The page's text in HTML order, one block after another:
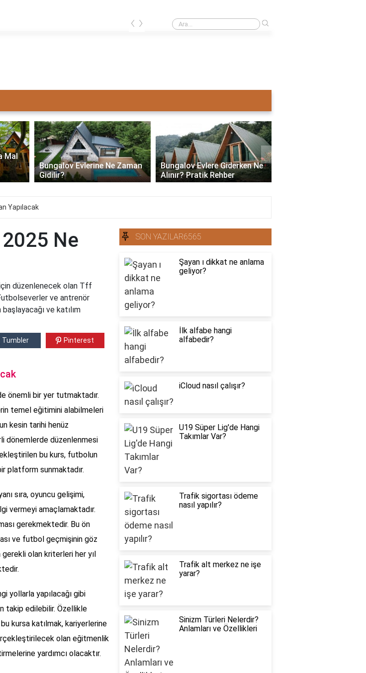
Ahşap ev mi pahalı beton ev mi?
‹ ›
Mal
Bungalov Evlerine Ne Zaman
Gidilir?
Bungalov Evlere Giderken Ne
Alınır? Pratik Rehber
›
Yapılacak
Ne
düzenlenecek olan Tff
ve antrenör
ve katılım
Tumbler Pinterest
önemli bir yer tutmaktadır.
temel eğitimini alabilmeleri
kesin tarihi henüz
dönemlerde düzenlenmesi
bu kurs, futbolun
platform sunmaktadır.
sıra, oyuncu gelişimi,
vermeyi amaçlamaktadır.
gerekmektedir. Bu ön
ve futbol geçmişinin göz
gerekli olan kriterleri her yıl
yollarla yapılacağı gibi
takip edilebilir. Özellikle
kursa katılmak, kariyerlerine
olan eğitmenlik
yardımcı olacaktır.
SON YAZILAR6565
Şayan ı dikkat ne anlama
geliyor?
İlk alfabe hangi
alfabedir?
iCloud nasıl çalışır?
U19 Süper Lig'de Hangi
Takımlar Var?
Trafik sigortası ödeme
nasıl yapılır?
Trafik alt merkez ne işe
yarar?
Sinizm Türleri Nelerdir?
Anlamları ve Özellikleri